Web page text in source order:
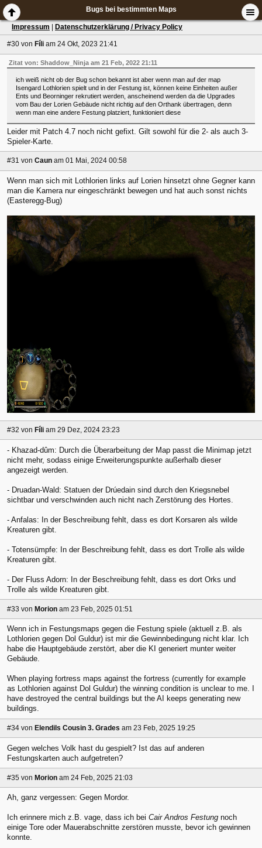
Bugs bei bestimmten Maps
Impressum Datenschutzerklärung / Privacy Policy
#30 von Fíli am 24 Okt, 2023 21:41
Zitat von: Shaddow_Ninja am 21 Feb, 2022 21:11
ich weiß nicht ob der Bug schon bekannt ist aber wenn man auf der map
Isengard Lothlorien spielt und in der Festung ist, können keine Einheiten außer
Ents und Beorninger rekrutiert werden, anscheinend werden da die Upgrades
vom Bau der Lorien Gebäude nicht richtig auf den Orthank übertragen, denn
wenn man eine andere Festung platziert, funktioniert diese
Leider mit Patch 4.7 noch nicht gefixt. Gilt sowohl für die 2- als auch 3-
Spieler-Karte.
#31 von Caun am 01 Mai, 2024 00:58
Wenn man sich mit Lothlorien links auf Lorien hinsetzt ohne Gegner kann
man die Kamera nur eingeschränkt bewegen und hat auch sonst nichts
(Easteregg-Bug)
#32 von Fíli am 29 Dez, 2024 23:23
- Khazad-dûm: Durch die Überarbeitung der Map passt die Minimap jetzt
nicht mehr, sodass einige Erweiterungspunkte außerhalb dieser
angezeigt werden.
- Druadan-Wald: Statuen der Drúedain sind durch den Kriegsnebel
sichtbar und verschwinden auch nicht nach Zerstörung des Hortes.
- Anfalas: In der Beschreibung fehlt, dass es dort Korsaren als wilde
Kreaturen gibt.
- Totensümpfe: In der Beschreibung fehlt, dass es dort Trolle als wilde
Kreaturen gibt.
- Der Fluss Adorn: In der Beschreibung fehlt, dass es dort Orks und
Trolle als wilde Kreaturen gibt.
#33 von Morion am 23 Feb, 2025 01:51
Wenn ich in Festungsmaps gegen die Festung spiele (aktuell z.B. als
Lothlorien gegen Dol Guldur) ist mir die Gewinnbedingung nicht klar. Ich
habe die Hauptgebäude zerstört, aber die KI generiert munter weiter
Gebäude.
When playing fortress maps against the fortress (currently for example
as Lothlorien against Dol Guldur) the winning condition is unclear to me. I
have destroyed the central buildings but the AI keeps generating new
buildings.
#34 von Elendils Cousin 3. Grades am 23 Feb, 2025 19:25
Gegen welches Volk hast du gespielt? Ist das auf anderen
Festungskarten auch aufgetreten?
#35 von Morion am 24 Feb, 2025 21:03
Ah, ganz vergessen: Gegen Mordor.
Ich erinnere mich z.B. vage, dass ich bei Cair Andros Festung noch
einige Tore oder Mauerabschnitte zerstören musste, bevor ich gewinnen
konnte.